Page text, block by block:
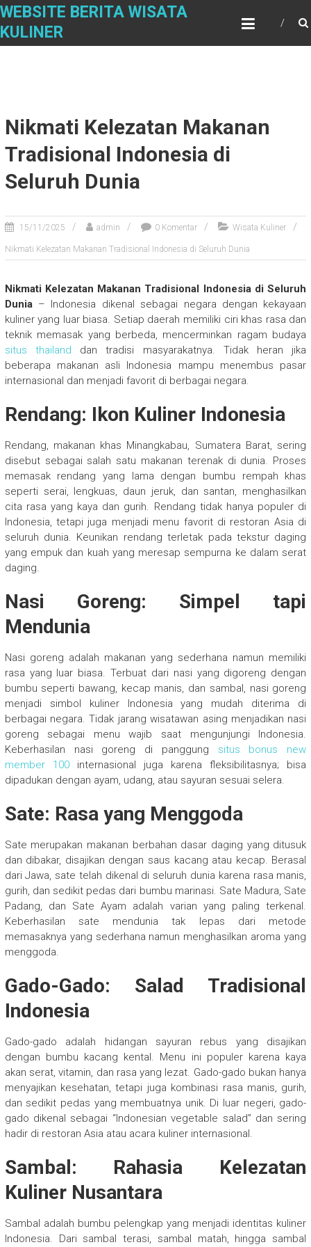
Skip
content
WEBSITE BERITA WISATA
KULINER
Nikmati Kelezatan Makanan
Tradisional Indonesia di
Seluruh Dunia
15/11/2025 admin 0 Komentar Wisata Kuliner
Nikmati Kelezatan Makanan Tradisional Indonesia di Seluruh Dunia
Nikmati Kelezatan Makanan Tradisional Indonesia di Seluruh
Dunia– Indonesia dikenal sebagai negara dengan kekayaan
kuliner yang luar biasa. Setiap daerah memiliki ciri khas rasa dan
teknik memasak yang berbeda, mencerminkan ragam budaya
situs thailand dan tradisi masyarakatnya. Tidak heran jika
beberapa makanan asli Indonesia mampu menembus pasar
internasional dan menjadi favorit di berbagai negara.
Rendang: Ikon Kuliner Indonesia
Rendang, makanan khas Minangkabau, Sumatera Barat, sering
disebut sebagai salah satu makanan terenak di dunia. Proses
memasak rendang yang lama dengan bumbu rempah khas
seperti serai, lengkuas, daun jeruk, dan santan, menghasilkan
cita rasa yang kaya dan gurih. Rendang tidak hanya populer di
Indonesia, tetapi juga menjadi menu favorit di restoran Asia di
seluruh dunia. Keunikan rendang terletak pada tekstur daging
yang empuk dan kuah yang meresap sempurna ke dalam serat
daging.
Nasi Goreng: Simpel tapi
Mendunia
Nasi goreng adalah makanan yang sederhana namun memiliki
rasa yang luar biasa. Terbuat dari nasi yang digoreng dengan
bumbu seperti bawang, kecap manis, dan sambal, nasi goreng
menjadi simbol kuliner Indonesia yang mudah diterima di
berbagai negara. Tidak jarang wisatawan asing menjadikan nasi
goreng sebagai menu wajib saat mengunjungi Indonesia.
Keberhasilan nasi goreng di panggung situs bonus new
member 100internasional juga karena fleksibilitasnya; bisa
dipadukan dengan ayam, udang, atau sayuran sesuai selera.
Sate: Rasa yang Menggoda
Sate merupakan makanan berbahan dasar daging yang ditusuk
dan dibakar, disajikan dengan saus kacang atau kecap. Berasal
dari Jawa, sate telah dikenal di seluruh dunia karena rasa manis,
gurih, dan sedikit pedas dari bumbu marinasi. Sate Madura, Sate
Padang, dan Sate Ayam adalah varian yang paling terkenal.
Keberhasilan sate mendunia tak lepas dari metode
memasaknya yang sederhana namun menghasilkan aroma yang
menggoda.
Gado-Gado: Salad Tradisional
Indonesia
Gado-gado adalah hidangan sayuran rebus yang disajikan
dengan bumbu kacang kental. Menu ini populer karena kaya
akan serat, vitamin, dan rasa yang lezat. Gado-gado bukan hanya
menyajikan kesehatan, tetapi juga kombinasi rasa manis, gurih,
dan sedikit pedas yang membuatnya unik. Di luar negeri, gado-
gado dikenal sebagai “Indonesian vegetable salad” dan sering
hadir di restoran Asia atau acara kuliner internasional.
Sambal: Rahasia Kelezatan
Kuliner Nusantara
Sambal adalah bumbu pelengkap yang menjadi identitas kuliner
Indonesia. Dari sambal terasi, sambal matah, hingga sambal